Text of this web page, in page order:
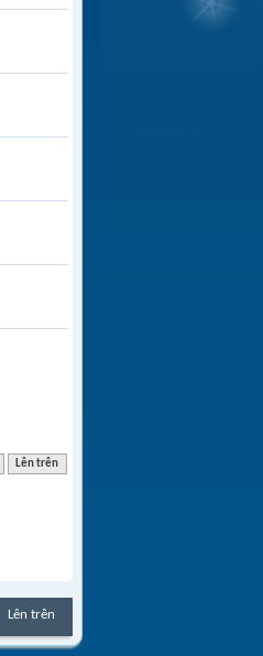
Lên trên
Lên trên